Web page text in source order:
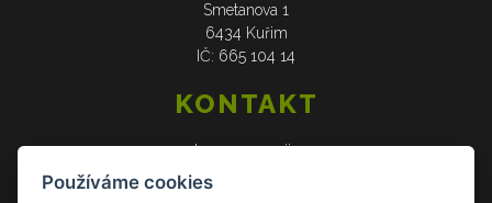
Smetanova 1
6434 Kuřim
IČ: 665 104 14
KONTAKT
web: www.verasije.cz
email: obchudek@verasije.cz
Používáme cookies